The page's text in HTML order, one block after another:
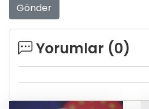
Gönder
Yorumlar (0)